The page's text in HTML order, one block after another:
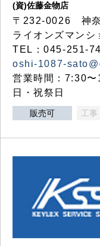
(資)佐藤金物店
〒232-0026 神
ライオンズマン
TEL：045-251-
oshi-1087-
営業時間：7:30
日・祝祭日
販売可 工事